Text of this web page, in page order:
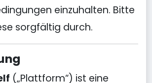
einzuhalten. Bitte
sorgfältig durch.
(„Plattform“) ist eine